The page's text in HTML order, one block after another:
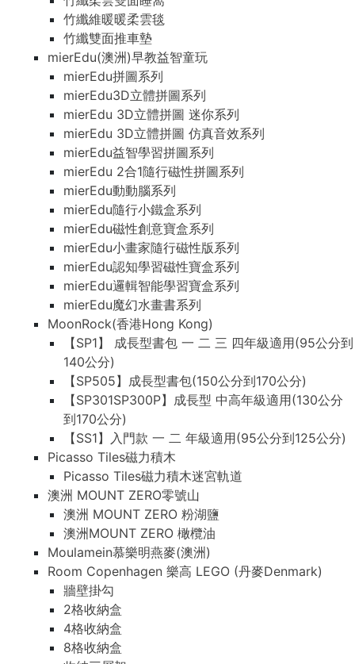
竹纖維暖暖柔雲毯
竹纖雙面推車墊
mierEdu(澳洲)早教益智童玩
mierEdu拼圖系列
mierEdu3D立體拼圖系列
mierEdu 3D立體拼圖 迷你系列
mierEdu 3D立體拼圖 仿真音效系列
mierEdu益智學習拼圖系列
mierEdu 2合1隨行磁性拼圖系列
mierEdu動動腦系列
mierEdu隨行小鐵盒系列
mierEdu磁性創意寶盒系列
mierEdu小畫家隨行磁性版系列
mierEdu認知學習磁性寶盒系列
mierEdu邏輯智能學習寶盒系列
mierEdu魔幻水畫書系列
MoonRock(香港Hong Kong)
【SP1】 成長型書包 一 二 三 四年級適用(95公分到
140公分)
【SP505】成長型書包(150公分到170公分)
【SP301SP300P】成長型 中高年級適用(130公分
到170公分)
【SS1】入門款 一 二 年級適用(95公分到125公分)
Picasso Tiles磁力積木
Picasso Tiles磁力積木迷宮軌道
澳洲 MOUNT ZERO零號山
澳洲 MOUNT ZERO 粉湖鹽
澳洲MOUNT ZERO 橄欖油
Moulamein慕樂明燕麥(澳洲)
Room Copenhagen 樂高 LEGO (丹麥Denmark)
牆壁掛勾
2格收納盒
4格收納盒
8格收納盒